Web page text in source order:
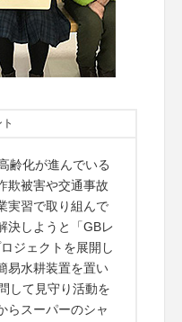
齢化が進んでいる
欺被害や交通事故
実習で取り組んで
決しようと「GBレ
ジェクトを展開し
易水耕装置を置い
して見守り活動を
らスーパーのシャ